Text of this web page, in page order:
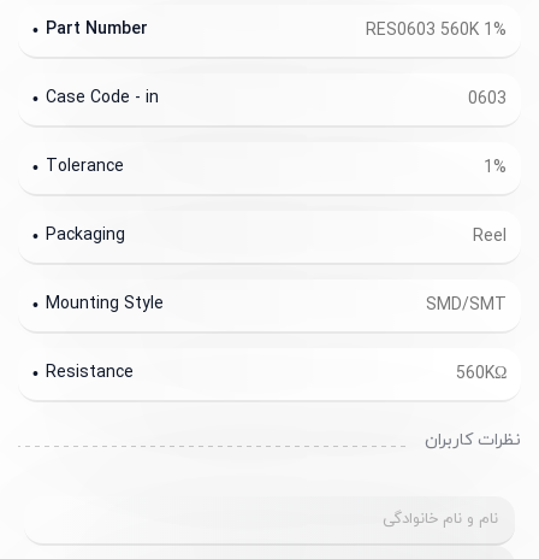
RES0603 560K 1%
Part Number
0603
Case Code - in
1%
Tolerance
Reel
Packaging
SMD/SMT
Mounting Style
560KΩ
Resistance
نظرات کاربران